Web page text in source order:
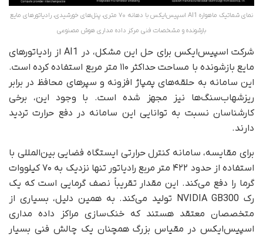
نمای شماتیک ماهواره AI1 اسپیس‌ایکس با دهانه ۷۰ متری، پنل‌های خورشیدی، رادیاتورهای مایع
بازشونده و مشخصات فنی مرکز داده مداری هوش مصنوعی
شرکت اسپیس‌ایکس برای حل این مشکل، در AI1 از رادیاتورهای
مایع بازشونده با مساحت حداکثر ۱۱۰ متر مربع استفاده کرده است.
این سامانه به حلقه‌های پمپاژ افزونه و سپرهای محافظ در برابر
ریزشهاب‌سنگ‌ها نیز مجهز شده است. با وجود این، برخی
کارشناسان نسبت به توانایی این سامانه در دفع حرارت تردید
دارند.
برای مقایسه، سامانه کنترل حرارتی ایستگاه فضایی بین‌المللی با
استفاده از حدود ۴۲۲ متر مربع رادیاتور تنها نزدیک به ۷۰ کیلووات
گرما را دفع می‌کند. این مقدار تقریباً نصف گرمایی است که یک
رک NVIDIA GB300 تولید می‌کند. به همین دلیل، بسیاری از
متخصصان معتقد هستند که خنک‌سازی مراکز داده مداری
اسپیس‌ایکس در مقیاس بزرگ همچنان یک چالش فنی بسیار